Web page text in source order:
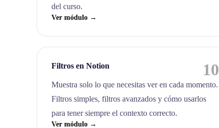
del curso.
Ver módulo →
Filtros en Notion 10
Muestra solo lo que necesitas ver en cada momento.
Filtros simples, filtros avanzados y cómo usarlos
para tener siempre el contexto correcto.
Ver módulo →